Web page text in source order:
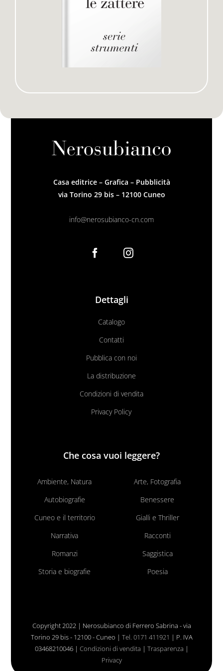
Casa editrice – Grafica – Pubblicità
via Torino 29 bis – 12100 Cuneo
info@nerosubianco-cn.com
Dettagli
Catalogo
Contatti
Pubblica con noi
La distribuzione
Condizioni di vendita
Privacy Policy
Che cosa vuoi leggere?
Ambiente, Natura
Arte, Fotografia
Autobiografie
Benessere
Cuneo e il territorio
Gialli e Thriller
Narrativa
Racconti
Romanzi
Saggistica
Storia e biografie
Poesia
Copyright 2022 | Nerosubianco di Ferrero Sabrina - via
Torino 29 bis - 12100 - Cuneo | Tel. 0171 411921 | P. IVA
03468210046 | Condizioni di vendita | Trasparenza |
Privacy